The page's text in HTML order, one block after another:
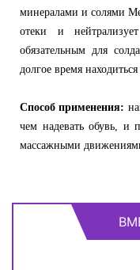
минералами и солями
отеки и
обязательным для
долгое время
Способ применения:
чем надевать обувь, и
массажными